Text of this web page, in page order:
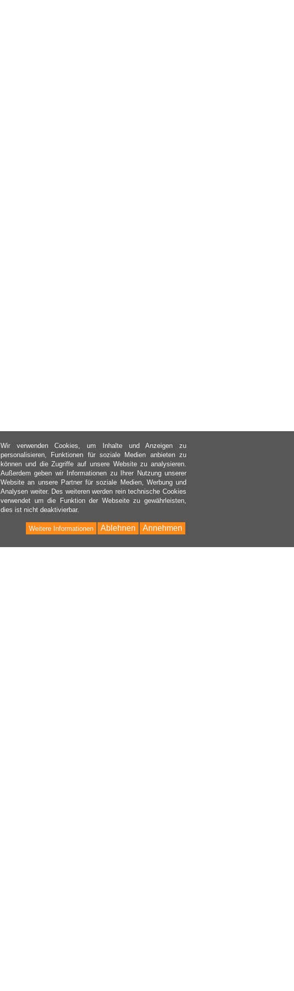
Wir verwenden Cookies, um Inhalte und Anzeigen zu
personalisieren, Funktionen für soziale Medien anbieten zu
können und die Zugriffe auf unsere Website zu analysieren.
Außerdem geben wir Informationen zu Ihrer Nutzung unserer
Website an unsere Partner für soziale Medien, Werbung und
Analysen weiter. Des weiteren werden rein technische Cookies
verwendet um die Funktion der Webseite zu gewährleisten,
dies ist nicht deaktivierbar.
Annehmen
Ablehnen
Weitere Informationen